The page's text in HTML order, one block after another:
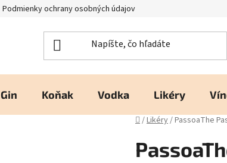
Podmienky ochrany osobných údajov
Gin Koňak Vodka Likéry
Domov
/Likéry/PassoaThe